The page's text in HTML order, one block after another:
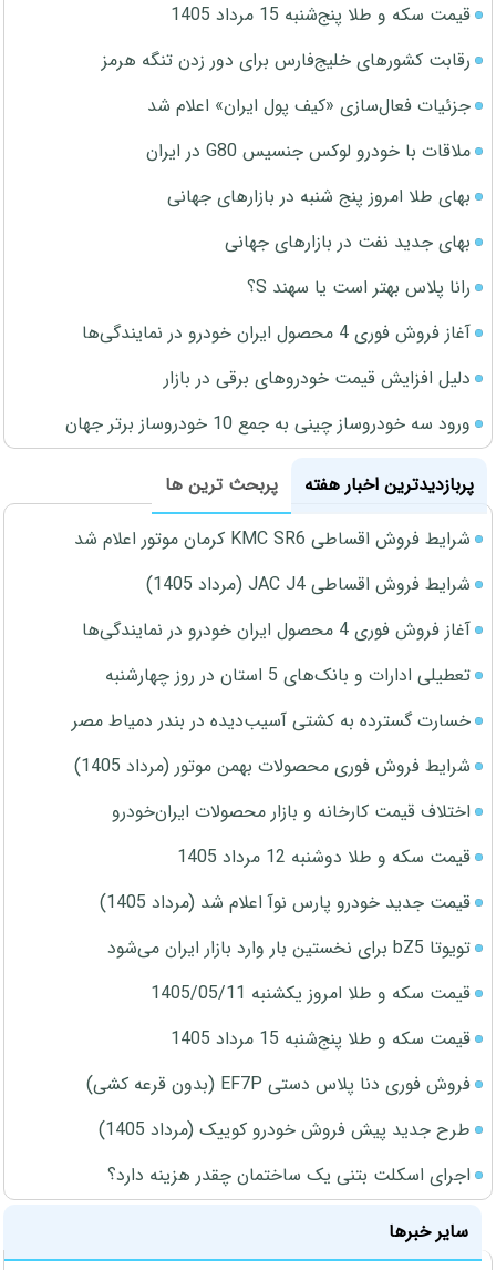
قیمت سکه و طلا پنج‌شنبه 15 مرداد 1405
رقابت کشورهای خلیج‌فارس برای دور زدن تنگه هرمز
جزئیات فعال‌سازی «کیف پول ایران» اعلام شد
ملاقات با خودرو لوکس جنسیس G80 در ایران
بهای طلا امروز پنج شنبه در بازارهای جهانی
بهای جدید نفت در بازارهای جهانی
رانا پلاس بهتر است یا سهند S؟
آغاز فروش فوری 4 محصول ایران خودرو در نمایندگی‌ها
دلیل افزایش قیمت خودروهای برقی در بازار
ورود سه خودروساز چینی به جمع 10 خودروساز برتر جهان
پربازدیدترین اخبار هفته
پربحث ترین ها
شرایط فروش اقساطی KMC SR6 کرمان موتور اعلام شد
شرایط فروش اقساطی JAC J4 (مرداد 1405)
آغاز فروش فوری 4 محصول ایران خودرو در نمایندگی‌ها
تعطیلی ادارات و بانک‌های 5 استان در روز چهارشنبه
خسارت گسترده به کشتی آسیب‌دیده در بندر دمیاط مصر
شرایط فروش فوری محصولات بهمن موتور (مرداد 1405)
اختلاف قیمت کارخانه و بازار محصولات ایران‌خودرو
قیمت سکه و طلا دوشنبه 12 مرداد 1405
قیمت جدید خودرو پارس نوآ اعلام شد (مرداد 1405)
تویوتا bZ5 برای نخستین بار وارد بازار ایران می‌شود
قیمت سکه و طلا امروز یکشنبه 1405/05/11
قیمت سکه و طلا پنج‌شنبه 15 مرداد 1405
فروش فوری دنا پلاس دستی EF7P (بدون قرعه کشی)
طرح جدید پیش فروش خودرو کوییک (مرداد 1405)
اجرای اسکلت بتنی یک ساختمان چقدر هزینه دارد؟
سایر خبرها